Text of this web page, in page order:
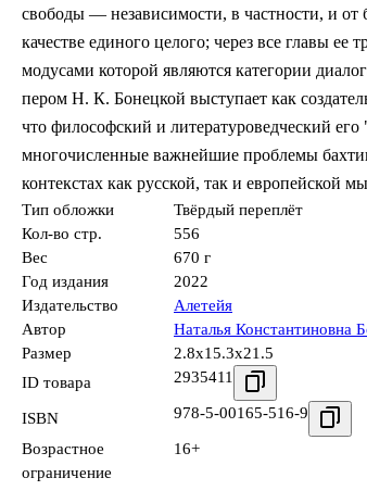
свободы — независимости, в частности, и от
качестве единого целого; через все главы
модусами которой являются категории
пером Н. К. Бонецкой выступает как
что философский и литературоведческий
многочисленные важнейшие проблемы
контекстах как русской, так и европейской
Тип обложки
Твёрдый переплёт
Кол-во стр.
556
Вес
670 г
Год издания
2022
Издательство
Алетейя
Автор
Наталья Константиновна
Размер
2.8x15.3x21.5
ID товара
2935411
ISBN 978-5-00165-516-9
Возрастное
ограничение
16+